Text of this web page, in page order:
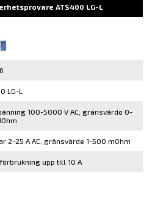
ATS400 LG-L
LG-L
100-5000 V AC, gränsvärde 0-
2-25 A AC, gränsvärde 1-500 mOhm
upp till 10 A